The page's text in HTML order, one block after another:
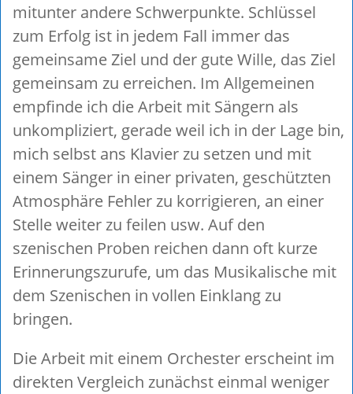
mitunter andere Schwerpunkte. Schlüssel
zum Erfolg ist in jedem Fall immer das
gemeinsame Ziel und der gute Wille, das Ziel
gemeinsam zu erreichen. Im Allgemeinen
empfinde ich die Arbeit mit Sängern als
unkompliziert, gerade weil ich in der Lage bin,
mich selbst ans Klavier zu setzen und mit
einem Sänger in einer privaten, geschützten
Atmosphäre Fehler zu korrigieren, an einer
Stelle weiter zu feilen usw. Auf den
szenischen Proben reichen dann oft kurze
Erinnerungszurufe, um das Musikalische mit
dem Szenischen in vollen Einklang zu
bringen.
Die Arbeit mit einem Orchester erscheint im
direkten Vergleich zunächst einmal weniger